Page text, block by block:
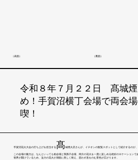
（表面） （裏面）
令和８年７月２２日 髙城
め！手賀沼横丁会場で両会
喫！
手賀沼花火大会の打ち上げを担当する髙城煙火店さんが、イチオシの観覧スポットとして紹介するのが
この会場の魅力は、なんといっても柏会場と我孫子会場、両方の花火を一度に楽しめる絶好のロケーションであ
視界が開けているため、迫力の花火が湖面に美しく映え、思わず息をのむ景色が広がります。